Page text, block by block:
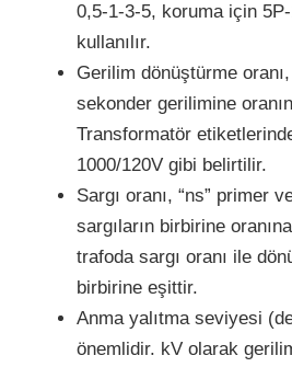
0,5-1-3-5, koruma için 5P-
kullanılır.
Gerilim dönüştürme
sekonder gerilimine
Transformatör
1000/120V gibi belirtilir.
Sargı oranı, “ns” primer
sargıların birbirine
trafoda sargı oranı ile
birbirine eşittir.
Anma yalıtma seviyesi
önemlidir. kV olarak